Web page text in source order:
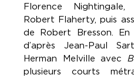
Florence
Robert Flaherty, puis
de Robert Bresson. En
d’après Jean-Paul
Herman Melville avec
plusieurs courts